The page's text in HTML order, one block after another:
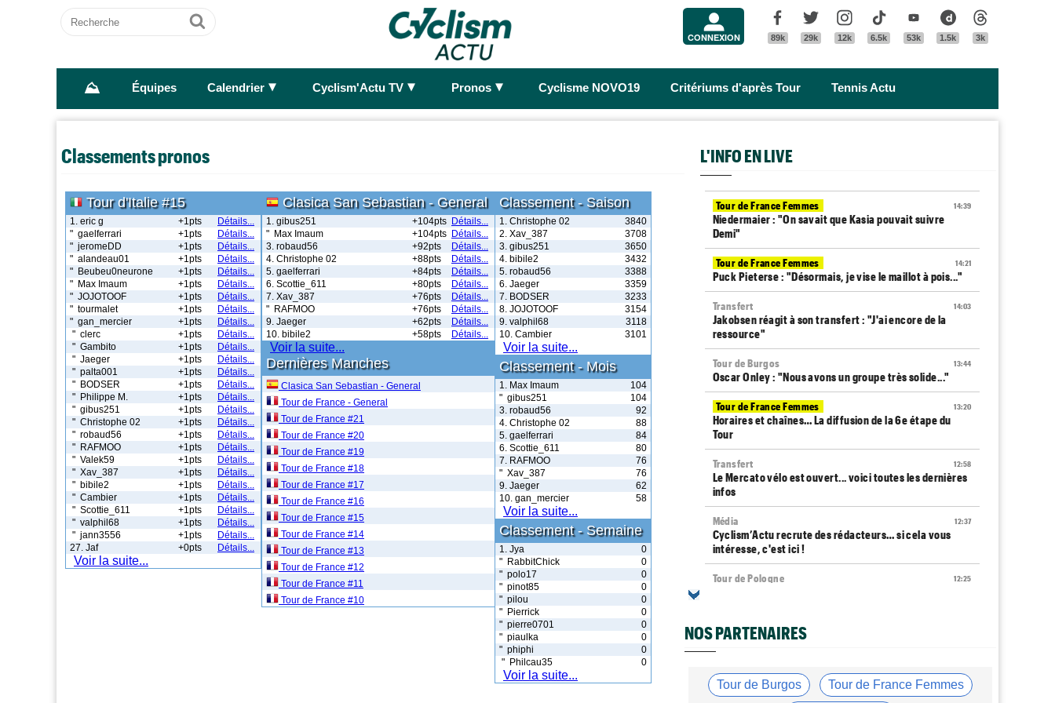
Recherche
Ok CONNEXION
Facebook
89k
Twitter
29k
Instagram
12k
Tik Tok
6.5k
Youtube
53k
Dailymotion
1.5k 3k
⛰ Équipes Calendrier ► Cyclism'Actu TV ► Pronos ► Cyclisme NOVO19 Critériums d'après Tour Tennis Actu
Classements pronos
Tour d'Italie #15
1. eric g Détails...
+1pts
" gaelferrari
Détails...
+1pts
" jeromeDD
Détails...
+1pts
" alandeau01
Détails...
+1pts
" Beubeu0neurone
Détails...
+1pts
" Max Imaum
Détails...
+1pts
" JOJOTOOF
Détails...
+1pts
" tourmalet
Détails...
+1pts
" gan_mercier
Détails...
+1pts
" clerc
Détails...
+1pts
" Gambito
Détails...
+1pts
" Jaeger
Détails...
+1pts
" palta001
Détails...
+1pts
" BODSER
Détails...
+1pts
" Philippe M.
Détails...
+1pts
" gibus251
Détails...
+1pts
" Christophe 02
Détails...
+1pts
" robaud56
Détails...
+1pts
" RAFMOO
Détails...
+1pts
" Valek59
Détails...
+1pts
" Xav_387
Détails...
+1pts
" bibile2
Détails...
+1pts
" Cambier
Détails...
+1pts
" Scottie_611
Détails...
+1pts
" valphil68
Détails...
+1pts
" jann3556
Détails...
+1pts
27. Jaf
Détails...
+0pts
Voir la suite...
Clasica San Sebastian - General
1. gibus251 Détails...
+104pts
" Max Imaum
Détails...
+104pts
3. robaud56
Détails...
+92pts
4. Christophe 02
Détails...
+88pts
5. gaelferrari
Détails...
+84pts
6. Scottie_611
Détails...
+80pts
7. Xav_387
Détails...
+76pts
" RAFMOO
Détails...
+76pts
9. Jaeger
Détails...
+62pts
10. bibile2
Détails...
+58pts
Voir la suite...
Dernières Manches
Clasica San Sebastian - General
Tour de France - General
Tour de France #21
Tour de France #20
Tour de France #19
Tour de France #18
Tour de France #17
Tour de France #16
Tour de France #15
Tour de France #14
Tour de France #13
Tour de France #12
Tour de France #11
Tour de France #10
Classement - Saison
1. Christophe 02
3840
2. Xav_387
3708
3. gibus251
3650
4. bibile2
3432
5. robaud56
3388
6. Jaeger
3359
7. BODSER
3233
8. JOJOTOOF
3154
9. valphil68
3118
10. Cambier
3101
Voir la suite...
Classement - Mois
1. Max Imaum
104
" gibus251
104
3. robaud56
92
4. Christophe 02
88
5. gaelferrari
84
6. Scottie_611
80
7. RAFMOO
76
" Xav_387
76
9. Jaeger
62
10. gan_mercier
58
Voir la suite...
Classement - Semaine
1. Jya
0
" RabbitChick
0
" polo17
0
" pinot85
0
" pilou
0
" Pierrick
0
" pierre0701
0
" piaulka
0
" phiphi
0
" Philcau35
0
Voir la suite...
L'INFO EN LIVE
14:39
Tour de France Femmes
Niedermaier : "On savait que Kasia pouvait suivre
Demi"
14:21
Tour de France Femmes
Puck Pieterse : "Désormais, je vise le maillot à pois..."
14:03
Transfert
Jakobsen réagit à son transfert : "J'ai encore de la
ressource"
13:44
Tour de Burgos
Oscar Onley : "Nous avons un groupe très solide..."
13:20
Tour de France Femmes
Horaires et chaînes… La diffusion de la 6e étape du
Tour
12:58
Transfert
Le Mercato vélo est ouvert... voici toutes les dernières
infos
12:37
Média
Cyclism’Actu recrute des rédacteurs… si cela vous
intéresse, c'est ici !
12:25
Tour de Pologne
La 6e étape… un terrain propice aux baroudeuses à
Tournon ?
11:54
Transfert
Soudal Quick-Step recrute un talentueux sprinteur
NOS PARTENAIRES
Tour de Burgos Tour de France Femmes